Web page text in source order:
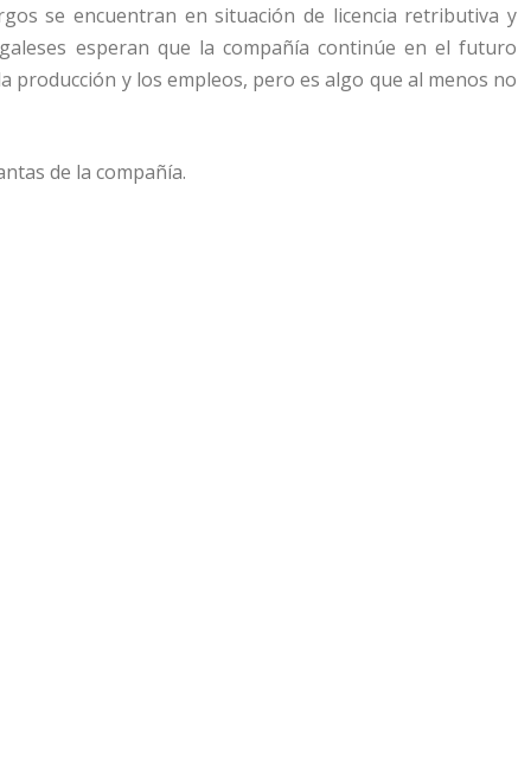
se encuentran en situación de licencia retributiva y
esperan que la compañía continúe en el futuro
y los empleos, pero es algo que al menos no
de la compañía.